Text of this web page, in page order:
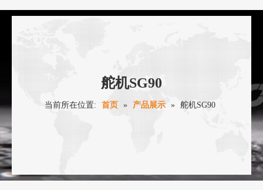
舵机SG90
当前所在位置: 首页 » 产品展示 » 舵机SG90